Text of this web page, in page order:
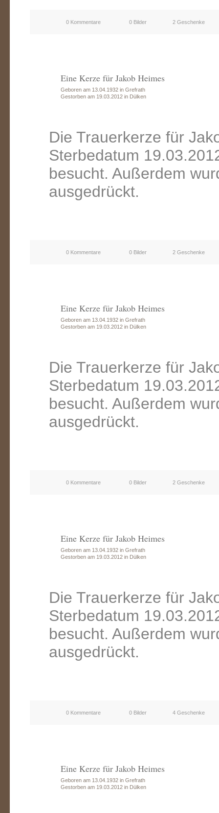
0 Kommentare 0 Bilder 2 Geschenke
Eine Kerze für Jakob Heimes
Geboren am 13.04.1932 in Grefrath
Gestorben am 19.03.2012 in Dülken
Die Trauerkerze für
Sterbedatum
besucht. Außerdem
ausgedrückt.
0 Kommentare 0 Bilder 2 Geschenke
Eine Kerze für Jakob Heimes
Geboren am 13.04.1932 in Grefrath
Gestorben am 19.03.2012 in Dülken
Die Trauerkerze für
Sterbedatum
besucht. Außerdem
ausgedrückt.
0 Kommentare 0 Bilder 2 Geschenke
Eine Kerze für Jakob Heimes
Geboren am 13.04.1932 in Grefrath
Gestorben am 19.03.2012 in Dülken
Die Trauerkerze für
Sterbedatum
besucht. Außerdem
ausgedrückt.
0 Kommentare 0 Bilder 4 Geschenke
Eine Kerze für Jakob Heimes
Geboren am 13.04.1932 in Grefrath
Gestorben am 19.03.2012 in Dülken